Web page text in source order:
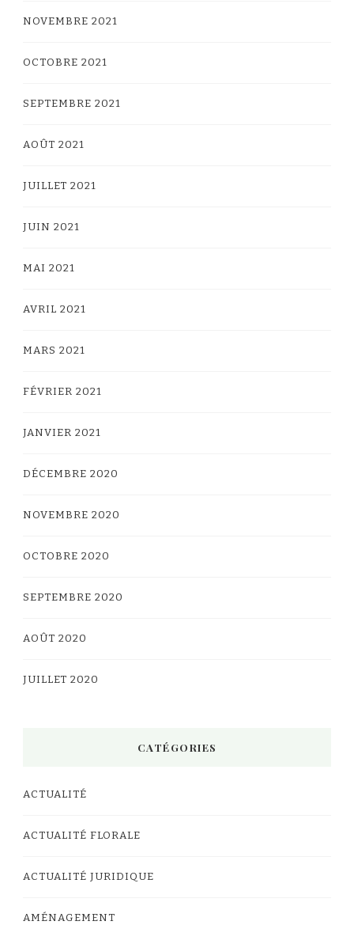
NOVEMBRE 2021
OCTOBRE 2021
SEPTEMBRE 2021
AOÛT 2021
JUILLET 2021
JUIN 2021
MAI 2021
AVRIL 2021
MARS 2021
FÉVRIER 2021
JANVIER 2021
DÉCEMBRE 2020
NOVEMBRE 2020
OCTOBRE 2020
SEPTEMBRE 2020
AOÛT 2020
JUILLET 2020
CATÉGORIES
ACTUALITÉ
ACTUALITÉ FLORALE
ACTUALITÉ JURIDIQUE
AMÉNAGEMENT